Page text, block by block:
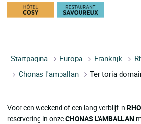
Startpagina Europa Frankrijk
Chonas l'amballan
Teritoria
Voor een weekend of een lang verblijf in
reservering in onzeCHONAS L'AMBALLAN